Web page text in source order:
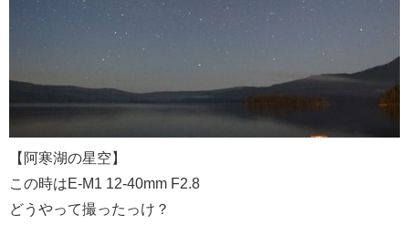
【阿寒湖の星空】
この時はE-M1 12-40mm F2.8
どうやって撮ったっけ？